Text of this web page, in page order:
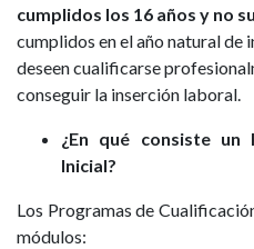
cumplidos los 16 años y no
cumplidos en el año natural de
deseen cualificarse
conseguir la inserción laboral.
¿En qué consiste un
Inicial?
Los Programas de
módulos: